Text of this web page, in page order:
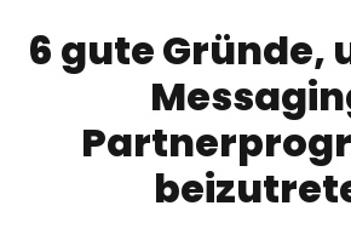
6 gute Gründe,